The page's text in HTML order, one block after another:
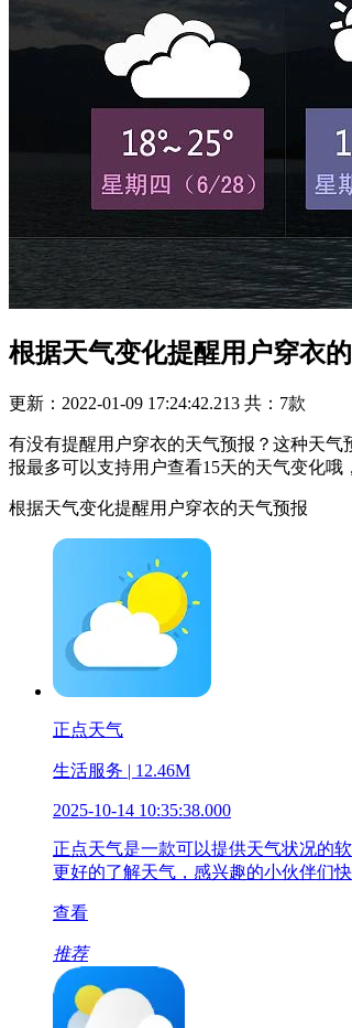
根据天气变化提醒用户穿衣
更新：2022-01-09 17:24:42.213 共：7款
有没有提醒用户穿衣的天气预报？这种天
报最多可以支持用户查看15天的天气变化哦
根据天气变化提醒用户穿衣的天气预报
正点天气
生活服务 | 12.46M
2025-10-14 10:35:38.000
正点天气是一款可以提供天气状况的
更好的了解天气，感兴趣的小伙伴们
查看
推荐